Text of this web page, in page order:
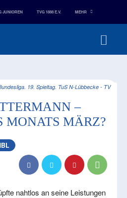
JUNIOREN TVG 1888 E.V. MEHR
19. Spieltag. TuS N-Lübbecke - TV
–
MONATS MÄRZ?
nahtlos an seine Leistungen